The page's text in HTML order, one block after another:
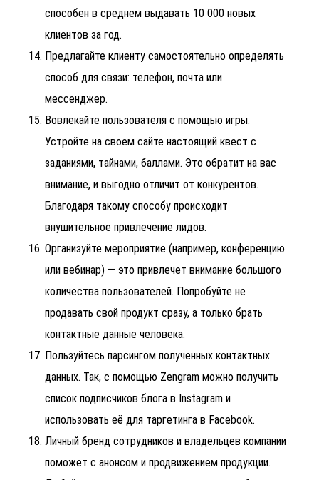
способен в среднем выдавать 10 000 новых
клиентов за год.
Предлагайте клиенту самостоятельно определять
способ для связи: телефон, почта или
мессенджер.
Вовлекайте пользователя с помощью игры.
Устройте на своем сайте настоящий квест с
заданиями, тайнами, баллами. Это обратит на вас
внимание, и выгодно отличит от конкурентов.
Благодаря такому способу происходит
внушительное привлечение лидов.
Организуйте мероприятие (например, конференцию
или вебинар) — это привлечет внимание большого
количества пользователей. Попробуйте не
продавать свой продукт сразу, а только брать
контактные данные человека.
Пользуйтесь парсингом полученных контактных
данных. Так, с помощью Zengram можно получить
список подписчиков блога в Instagram и
использовать её для таргетинга в Facebook.
Личный бренд сотрудников и владельцев компании
поможет с анонсом и продвижением продукции.